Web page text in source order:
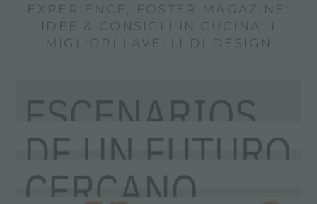
EXPERIENCE, FOSTER MAGAZINE:
IDEE & CONSIGLI IN CUCINA: I
MIGLIORI LAVELLI DI DESIGN